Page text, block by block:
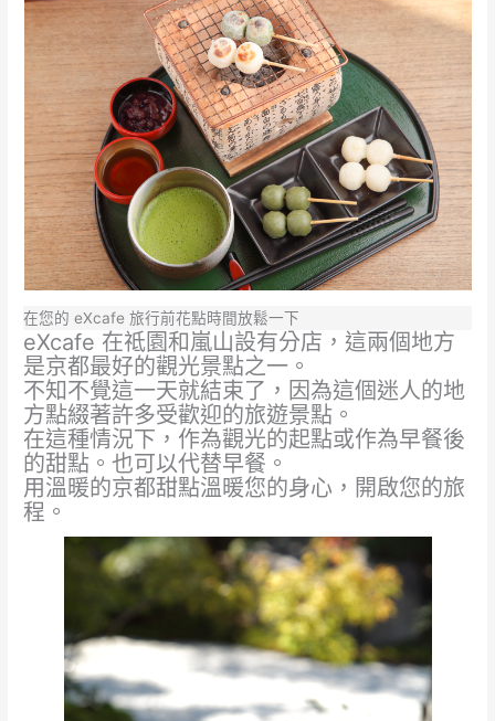
在您的 eXcafe 旅行前花點時間放鬆一下
eXcafe 在祗園和嵐山設有分店，這兩個地方
是京都最好的觀光景點之一。
不知不覺這一天就結束了，因為這個迷人的地
方點綴著許多受歡迎的旅遊景點。
在這種情況下，作為觀光的起點或作為早餐後
的甜點。也可以代替早餐。
用溫暖的京都甜點溫暖您的身心，開啟您的旅
程。